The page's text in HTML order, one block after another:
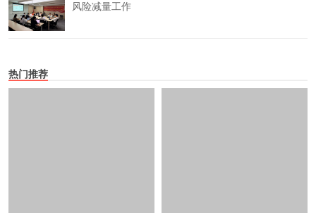
风险减量工作
热门推荐